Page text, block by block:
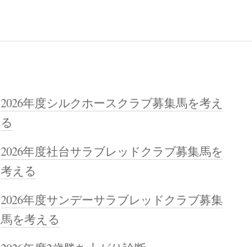
2026年度シルクホースクラブ募集馬を考え
る
2026年度社台サラブレッドクラブ募集馬を
考える
2026年度サンデーサラブレッドクラブ募集
馬を考える